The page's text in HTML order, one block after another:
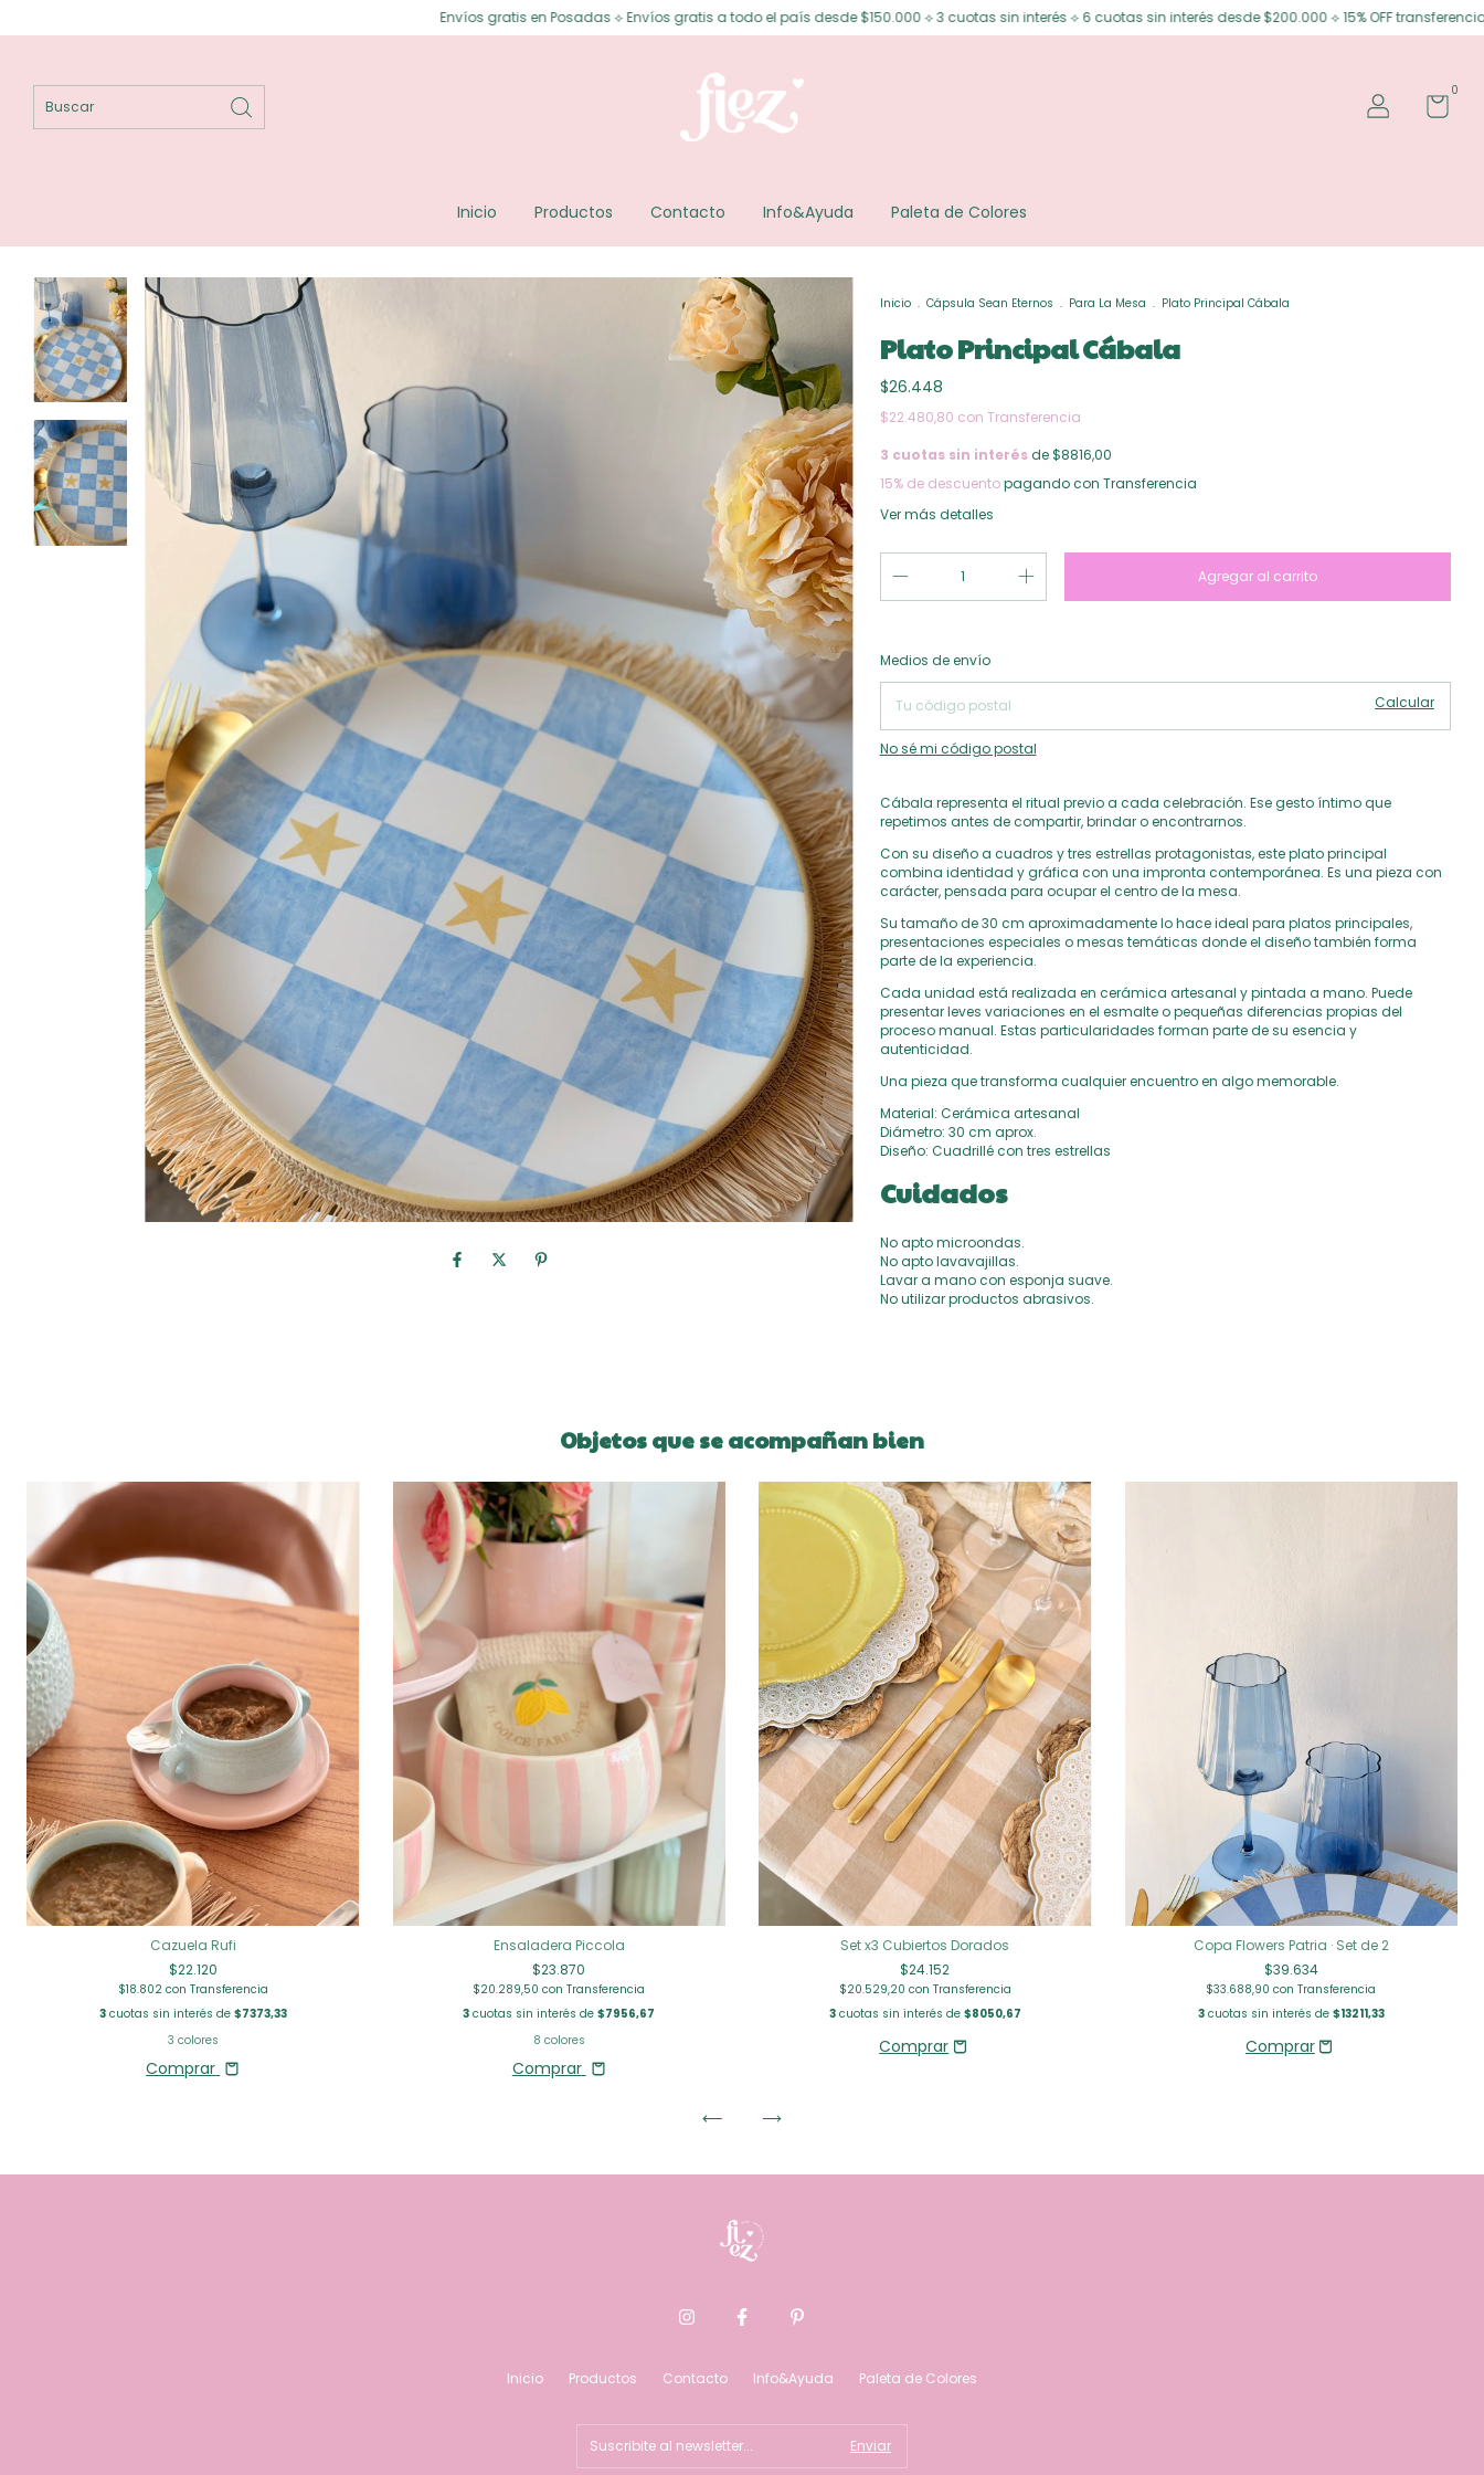
Envíos gratis en Posadas ⟡ Envíos gratis a todo el país desde $150.000 ⟡ 3 cuotas sin interés ⟡ 6 cuotas sin interés desde $200.000 ⟡ 15% OFF transferencia Envíos
0
Inicio Productos Contacto Info&Ayuda Paleta de Colores
Inicio . Cápsula Sean Eternos . Para La Mesa . Plato Principal Cábala
Plato Principal Cábala
$26.448
$22.480,80 con Transferencia
3 cuotas sin interésde $8816,00
15% de descuentopagando con Transferencia
Ver más detalles
Entregas para el CP:
Medios de envío
Calcular
No sé mi código postal
Cábala representa el ritual previo a cada celebración. Ese gesto íntimo que
repetimos antes de compartir, brindar o encontrarnos.
Con su diseño a cuadros y tres estrellas protagonistas, este plato principal
combina identidad y gráfica con una impronta contemporánea. Es una pieza con
carácter, pensada para ocupar el centro de la mesa.
Su tamaño de 30 cm aproximadamente lo hace ideal para platos principales,
presentaciones especiales o mesas temáticas donde el diseño también forma
parte de la experiencia.
Cada unidad está realizada en cerámica artesanal y pintada a mano. Puede
presentar leves variaciones en el esmalte o pequeñas diferencias propias del
proceso manual. Estas particularidades forman parte de su esencia y
autenticidad.
Una pieza que transforma cualquier encuentro en algo memorable.
Material: Cerámica artesanal
Diámetro: 30 cm aprox.
Diseño: Cuadrillé con tres estrellas
Cuidados
No apto microondas.
No apto lavavajillas.
Lavar a mano con esponja suave.
No utilizar productos abrasivos.
Objetos que se acompañan bien
Cazuela Rufi
$22.120
$18.802 con Transferencia
3cuotas sin interés de $7373,33
3 colores
Comprar
Ensaladera Piccola
$23.870
$20.289,50con Transferencia
3 cuotas sin interés de$7956,67
8 colores
Comprar
Set x3 Cubiertos Dorados
$24.152
$20.529,20 con Transferencia
3cuotas sin interés de $8050,67
Copa Flowers Patria · Set de 2
$39.634
$33.688,90con Transferencia
3cuotas sin interés de $13211,33
Inicio Productos Contacto Info&Ayuda Paleta de Colores